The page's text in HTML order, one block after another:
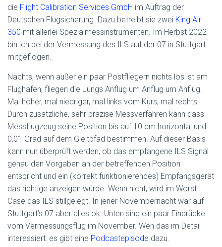
die Flight Calibration Services GmbH im Auftrag der
Deutschen Flugsicherung. Dazu betreibt sie zwei King Air
350 mit allerlei Spezialmessinstrumenten. Im Herbst 2022
bin ich bei der Vermessung des ILS auf der 07 in Stuttgart
mitgeflogen.
Nachts, wenn außer ein paar Postfliegern nichts los ist am
Flughafen, fliegen die Jungs Anflug um Anflug um Anflug.
Mal höher, mal niedriger, mal links vom Kurs, mal rechts.
Durch zusätzliche, sehr präzise Messverfahren kann dass
Messflugzeug seine Position bis auf 10 cm horizontal und
0,01 Grad auf dem Gleitpfad bestimmen. Auf dieser Basis
kann nun überprüft werden, ob das empfangene ILS Signal
genau den Vorgaben an der betreffenden Position
entspricht und ein (korrekt funktionierendes) Empfangsgerät
das richtige anzeigen würde. Wenn nicht, wird im Worst
Case das ILS stillgelegt. In jener Novembernacht war auf
Stuttgart’s 07 aber alles ok. Unten sind ein paar Eindrücke
vom Vermessungsflug im November. Wen das im Detail
interessiert: es gibt eine Podcastepisode dazu.